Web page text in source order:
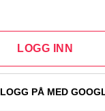
LOGG INN
LOGG PÅ MED